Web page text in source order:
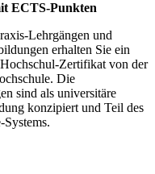
ECTS-Punkten
Lehrgängen und
erhalten Sie ein
Zertifikat von der
Die
sind als universitäre
konzipiert und Teil des